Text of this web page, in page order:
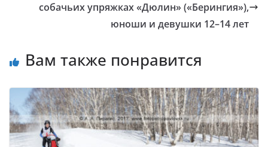
собачьих упряжках «Дюлин» («Берингия»),
юноши и девушки 12–14 лет
Вам также понравится